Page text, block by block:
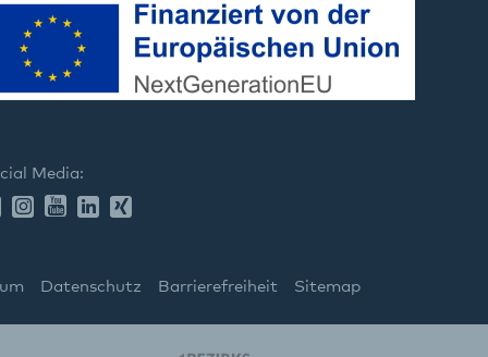
Media:
Datenschutz Barrierefreiheit Sitemap